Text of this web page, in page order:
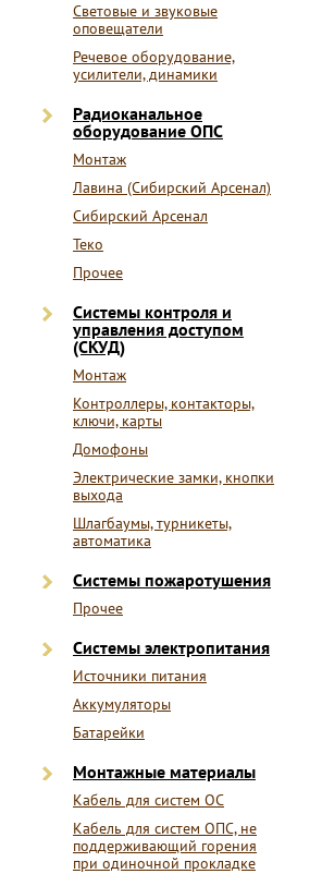
Световые и звуковые
оповещатели
Речевое оборудование,
усилители, динамики
Радиоканальное
оборудование ОПС
Монтаж
Лавина (Сибирский Арсенал)
Сибирский Арсенал
Теко
Прочее
Системы контроля и
управления доступом
(СКУД)
Монтаж
Контроллеры, контакторы,
ключи, карты
Домофоны
Электрические замки, кнопки
выхода
Шлагбаумы, турникеты,
автоматика
Системы пожаротушения
Прочее
Системы электропитания
Источники питания
Аккумуляторы
Батарейки
Монтажные материалы
Кабель для систем ОС
Кабель для систем ОПС, не
поддерживающий горения
при одиночной прокладке